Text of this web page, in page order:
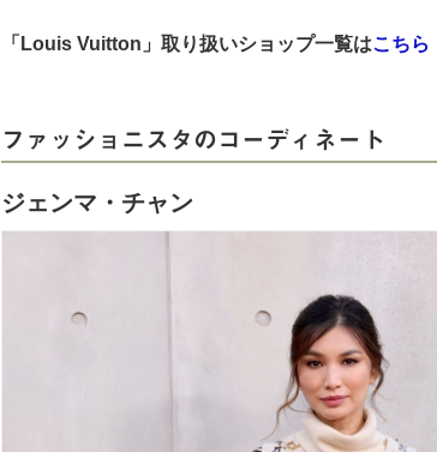
「Louis Vuitton」取り扱いショップ一覧はこちら
ファッショニスタのコーディネート
ジェンマ・チャン